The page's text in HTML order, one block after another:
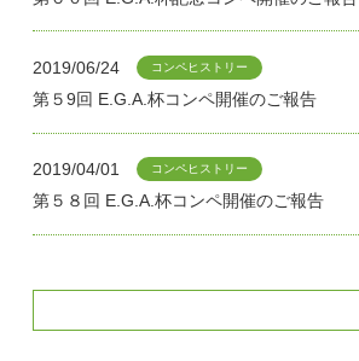
2019/06/24 コンペヒストリー
第５9回 E.G.A.杯コンペ開催のご報告
2019/04/01 コンペヒストリー
第５８回 E.G.A.杯コンペ開催のご報告